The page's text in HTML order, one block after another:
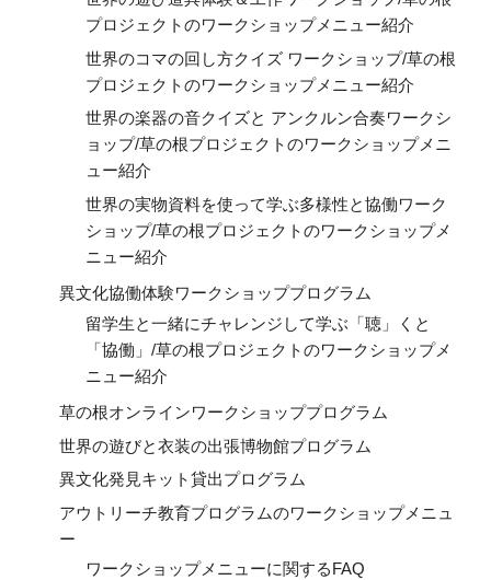
プロジェクトのワークショップメニュー紹介
世界のコマの回し方クイズ ワークショップ/草の根
プロジェクトのワークショップメニュー紹介
世界の楽器の音クイズと アンクルン合奏ワークシ
ョップ/草の根プロジェクトのワークショップメニ
ュー紹介
世界の実物資料を使って学ぶ多様性と協働ワーク
ショップ/草の根プロジェクトのワークショップメ
ニュー紹介
異文化協働体験ワークショッププログラム
留学生と一緒にチャレンジして学ぶ「聴」くと
「協働」/草の根プロジェクトのワークショップメ
ニュー紹介
草の根オンラインワークショッププログラム
世界の遊びと衣装の出張博物館プログラム
異文化発見キット貸出プログラム
アウトリーチ教育プログラムのワークショップメニュ
ー
ワークショップメニューに関するFAQ